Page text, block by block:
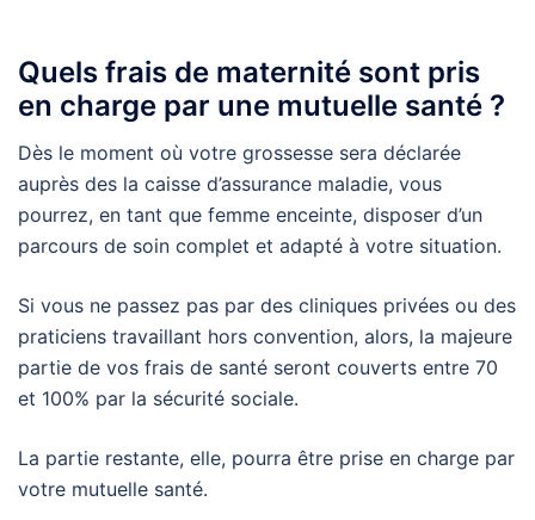
Quels frais de maternité sont pris
en charge par une mutuelle santé ?
Dès le moment où votre grossesse sera déclarée
auprès des la caisse d’assurance maladie, vous
pourrez, en tant que femme enceinte, disposer d’un
parcours de soin complet et adapté à votre situation.
Si vous ne passez pas par des cliniques privées ou des
praticiens travaillant hors convention, alors, la majeure
partie de vos frais de santé seront couverts entre 70
et 100% par la sécurité sociale.
La partie restante, elle, pourra être prise en charge par
votre mutuelle santé.